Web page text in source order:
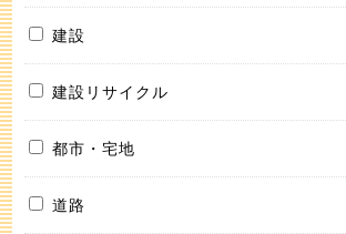
建設
建設リサイクル
都市・宅地
道路